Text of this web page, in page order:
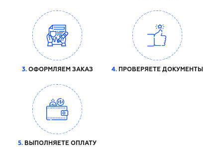
3.ОФОРМЛЯЕМ ЗАКАЗ 4.ПРОВЕРЯЕТЕ ДОКУМЕНТЫ
5. ВЫПОЛНЯЕТЕ ОПЛАТУ